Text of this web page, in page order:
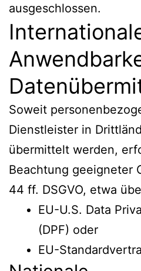
ausgeschlossen.
Soweit
Dienstleister in
übermittelt werden,
Beachtung geeigneter
44 ff. DSGVO, etwa
EU-U.S. Data
(DPF) oder
EU-